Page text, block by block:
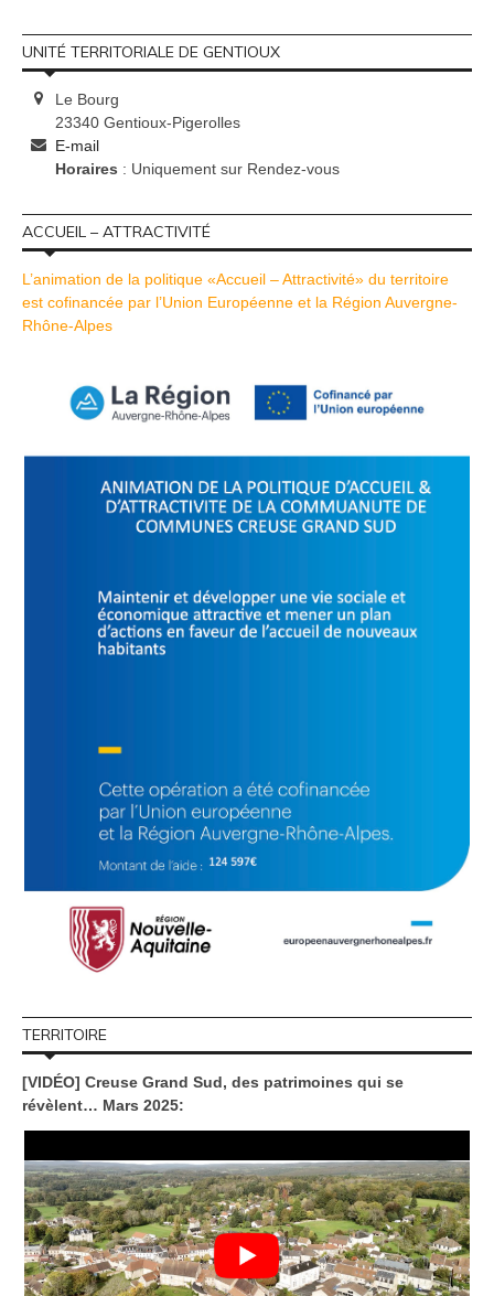
UNITÉ TERRITORIALE DE GENTIOUX
Le Bourg
23340 Gentioux-Pigerolles
E-mail
Horaires : Uniquement sur Rendez-vous
ACCUEIL – ATTRACTIVITÉ
L’animation de la politique «Accueil – Attractivité» du territoire
est cofinancée par l’Union Européenne et la Région Auvergne-
Rhône-Alpes
TERRITOIRE
[VIDÉO] Creuse Grand Sud, des patrimoines qui se
révèlent… Mars 2025: